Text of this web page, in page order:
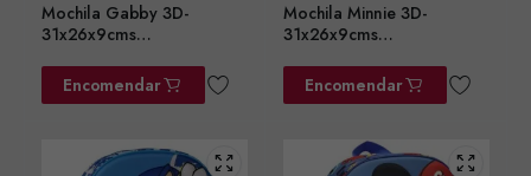
Mochila Gabby 3D-
31x26x9cms
Encomendar
Mochila Minnie 3D-
31x26x9cms
Encomendar